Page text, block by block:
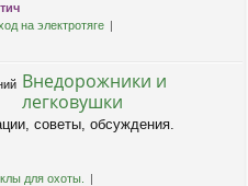
на электротяге
Внедорожники и
легковушки
советы, обсуждения.
для охоты.